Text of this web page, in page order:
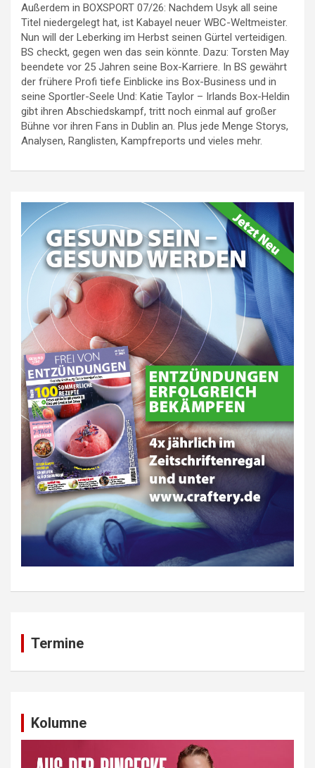
Außerdem in BOXSPORT 07/26: Nachdem Usyk all seine
Titel niedergelegt hat, ist Kabayel neuer WBC-Weltmeister.
Nun will der Leberking im Herbst seinen Gürtel verteidigen.
BS checkt, gegen wen das sein könnte. Dazu: Torsten May
beendete vor 25 Jahren seine Box-Karriere. In BS gewährt
der frühere Profi tiefe Einblicke ins Box-Business und in
seine Sportler-Seele Und: Katie Taylor – Irlands Box-Heldin
gibt ihren Abschiedskampf, tritt noch einmal auf großer
Bühne vor ihren Fans in Dublin an. Plus jede Menge Storys,
Analysen, Ranglisten, Kampfreports und vieles mehr.
Termine
Kolumne